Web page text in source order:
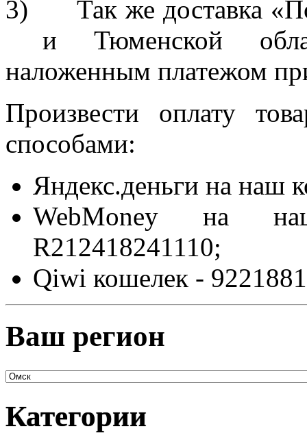
3) Так же доставка
и Тюменской
наложенным платежом
Произвести оплату
способами:
Яндекс.деньги на наш
WebMoney на
R212418241110;
Qiwi кошелек -
Ваш регион
Категории